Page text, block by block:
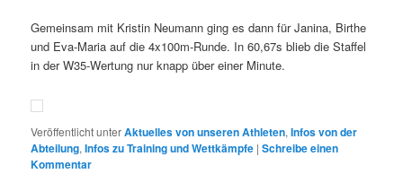
Gemeinsam mit Kristin Neumann ging es dann für Janina, Birthe
und Eva-Maria auf die 4x100m-Runde. In 60,67s blieb die Staffel
in der W35-Wertung nur knapp über einer Minute.
Veröffentlicht unterAktuelles von unseren Athleten,Infos von der
Abteilung,Infos zu Training und Wettkämpfe |Schreibe einen
Kommentar